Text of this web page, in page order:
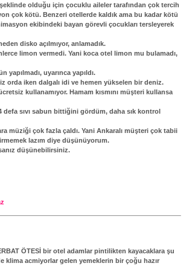
olduğu için çocuklu aileler tarafından çok tercih
çok kötü. Benzeri otellerde kaldık ama bu kadar kötü
ekibindeki bayan görevli çocukları tersleyerek
disko açılmıyor, anlamadık.
limon vermedi. Yani koca otel limon mu bulamadı,
uyarınca yapıldı.
orda iken dalgalı idi ve hemen yükselen bir deniz.
kullanamıyor. Hamam kısmını müşteri kullansa
defa sıvı sabun bittiğini gördüm, daha sık kontrol
müziği çok fazla çaldı. Yani Ankaralı müşteri çok tabii
lazım diye düşünüyorum.
düşünebilirsiniz.
ÖTESİ bir otel adamlar pintilikten kayacaklara şu
klima acmiyorlar gelen yemeklerin bir çoğu hazır